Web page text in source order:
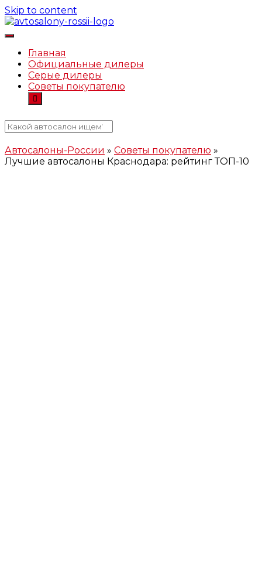
Skip to content
Главная
Официальные дилеры
Серые дилеры
Советы покупателю
Автосалоны-России » Советы покупателю »
Лучшие автосалоны Краснодара: рейтинг ТОП-10